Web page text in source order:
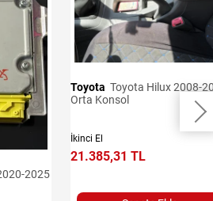
Toyota
Orta Konsol
İkinci El
21.385,31 TL